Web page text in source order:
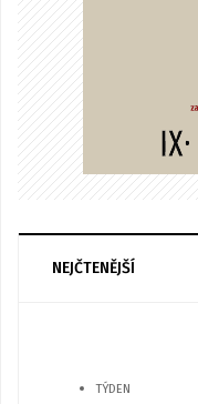
NEJČTENĚJŠÍ
TÝDEN